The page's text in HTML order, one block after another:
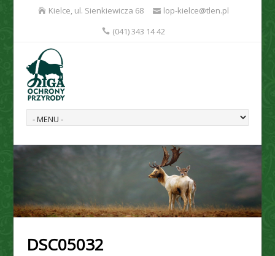
Kielce, ul. Sienkiewicza 68
lop-kielce@tlen.pl
(041) 343 14 42
DSC05032